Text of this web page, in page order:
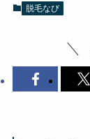
脱毛なび